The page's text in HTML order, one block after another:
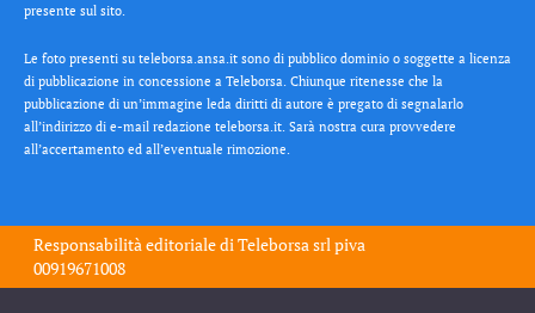
presente sul sito.
Le foto presenti su teleborsa.ansa.it sono di pubblico dominio o soggette a licenza
di pubblicazione in concessione a Teleborsa. Chiunque ritenesse che la
pubblicazione di un’immagine leda diritti di autore è pregato di segnalarlo
all’indirizzo di e-mail redazione teleborsa.it. Sarà nostra cura provvedere
all’accertamento ed all’eventuale rimozione.
Responsabilità editoriale diTeleborsa srlpiva
00919671008